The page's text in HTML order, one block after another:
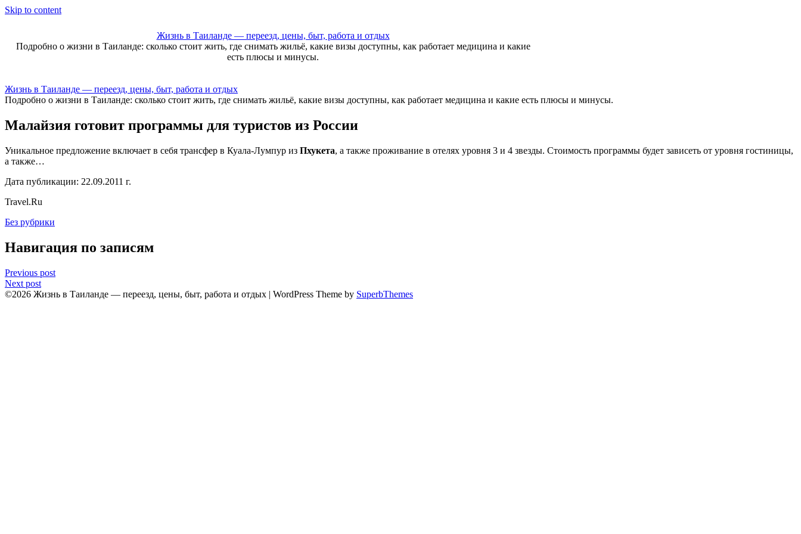
Skip to content
Жизнь в Таиланде — переезд, цены, быт, работа и отдых
Подробно о жизни в Таиланде: сколько стоит жить, где снимать жильё, какие визы доступны, как работает медицина и какие
есть плюсы и минусы.
Жизнь в Таиланде — переезд, цены, быт, работа и отдых
Подробно о жизни в Таиланде: сколько стоит жить, где снимать жильё, какие визы доступны, как работает медицина и какие есть плюсы и минусы.
Малайзия готовит программы для туристов из России
Уникальное предложение включает в себя трансфер в Куала-Лумпур из Пхукета, а также проживание в отелях уровня 3 и 4 звезды. Стоимость программы будет зависеть от уровня гостиницы,
а также…
Дата публикации: 22.09.2011 г.
Travel.Ru
Без рубрики
Навигация по записям
Previous post
Next post
©2026 Жизнь в Таиланде — переезд, цены, быт, работа и отдых | WordPress Theme by SuperbThemes